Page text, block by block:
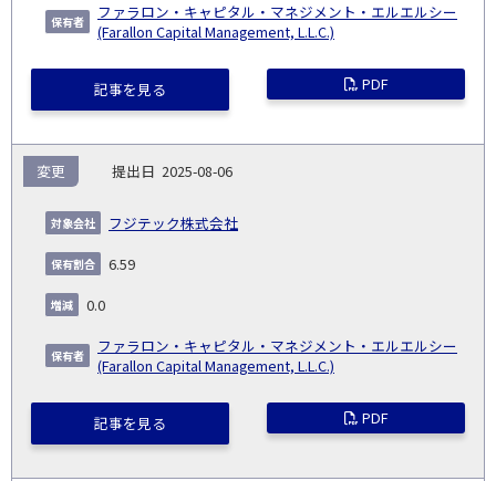
ファラロン・キャピタル・マネジメント・エルエルシー
(Farallon Capital Management, L.L.C.)
記事を見る PDF
2025-08-06
フジテック株式会社
変更
6.59
0.0
ファラロン・キャピタル・マネジメント・エルエルシー
(Farallon Capital Management, L.L.C.)
記事を見る PDF